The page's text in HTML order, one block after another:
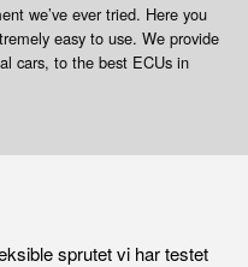
we’ve ever tried. Here you
easy to use. We provide
cars, to the best ECUs in
sprutet vi har testet